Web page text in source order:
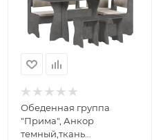
Обеденная группа
"Прима", Анкор
темный,ткань